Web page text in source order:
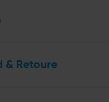
& Retoure